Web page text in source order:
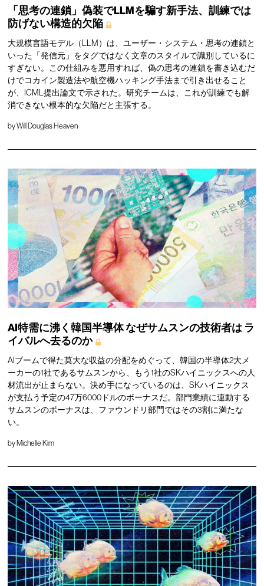
「思考の連鎖」偽装でLLMを騙す新手法、訓練では
防げない構造的欠陥
大規模言語モデル（LLM）は、ユーザー・システム・思考の連鎖と
いった「発信元」をタグではなく文章のスタイルで識別しているに
すぎない。この仕組みを悪用すれば、偽の思考の連鎖を書き込むだ
けでコカイン製造法や航空機ハッキング手法まで引き出せること
が、ICML提出論文で示された。研究チームは、これが訓練でも解
消できない根本的な欠陥だと主張する。
byWill Douglas Heaven
AI特需に沸く韓国半導体なぜサムスンの技術者は ラ
イバルへ去るのか
AIブームで得た莫大な収益の分配をめぐって、韓国の半導体2大メ
ーカーの1社であるサムスンから、もう1社のSKハイニックスへの人
材流出が止まらない。決め手になっているのは、SKハイニックス
が支払う予定の47万6000ドルのボーナスだ。部門業績に連動する
サムスンのボーナスは、ファウンドリ部門ではその3割に満たな
い。
by Michelle Kim